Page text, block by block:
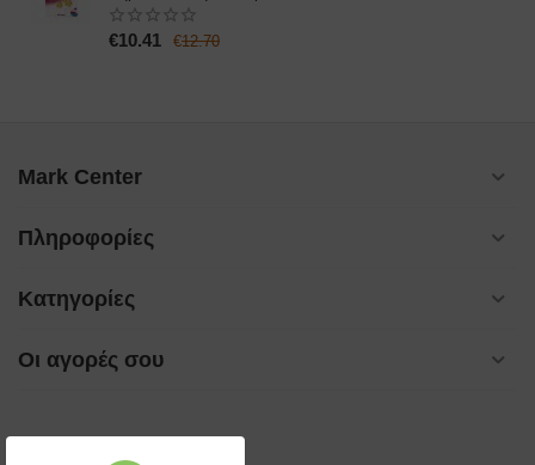
€12.70
€10.41
Mark Center
Πληροφορίες
Κατηγορίες
Οι αγορές σου